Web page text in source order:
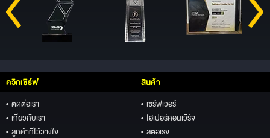
ควิกเซิร์ฟ
• ติดต่อเรา
• เกี่ยวกับเรา
• ลูกค้าที่ไว้วางใจ
สินค้า
• เซิร์ฟเวอร์
• ไฮเปอร์คอนเวิร์จ
• สตอเรจ